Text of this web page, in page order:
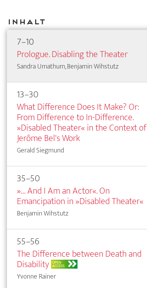
Inhalt
7–10
Prologue. Disabling the Theater
Sandra Umathum, Benjamin Wihstutz
13–30
What Difference Does It Make? Or:
From Difference to In-Difference.
»Disabled Theater« in the Context of
Jerôme Bel's Work
Gerald Siegmund
35–50
»… And I Am an Actor«. On
Emancipation in »Disabled Theater«
Benjamin Wihstutz
55–56
The Difference between Death and
Disability OPEN
ACCESS
Yvonne Rainer